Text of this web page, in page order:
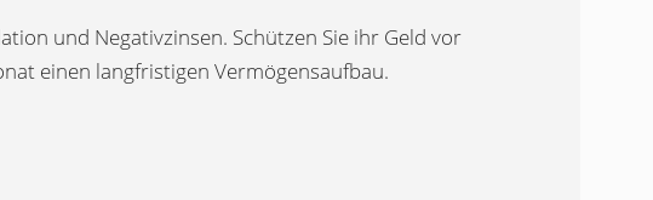
und Negativzinsen. Schützen Sie ihr Geld vor
einen langfristigen Vermögensaufbau.